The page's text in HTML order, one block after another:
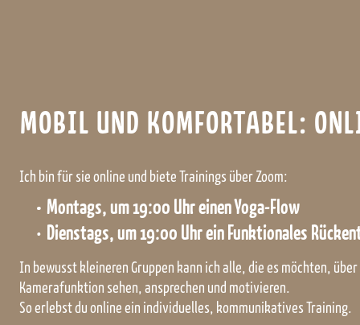
Ich bin für sie online und biete Trainings über Zoom:
MOBIL UND KOMFORTABEL:
Montags, um 19:00 Uhr einen Yoga-Flow
Dienstags, um 19:00 Uhr ein Funktionales
In bewusst kleineren Gruppen kann ich alle, die es möchten,
Kamerafunktion sehen, ansprechen und motivieren.
So erlebst du online ein individuelles, kommunikatives Training.